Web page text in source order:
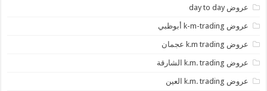
عروض day to day
عروض k-m-trading أبوظبي
عروض k.m trading عجمان
عروض k.m. trading الشارقة
عروض k.m. trading العين